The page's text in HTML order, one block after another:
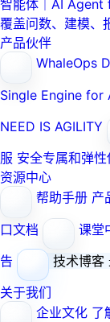
智能体｜AI
覆盖问数、建模、
产品伙伴
WhaleOps
Single Engine for
NEED IS AGILITY
服 安全专属和弹
资源中心
帮助手册 产
口文档
课堂
告
技术博客
关于我们
企业文化 了